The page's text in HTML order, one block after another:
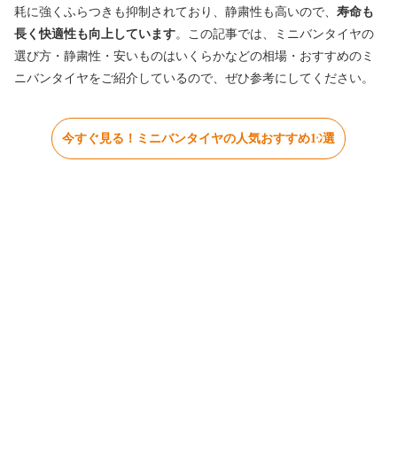
耗に強くふらつきも抑制されており、静粛性も高いので、 寿命も
長く快適性も向上しています。この記事では、ミニバンタイヤの
選び方・静粛性・安いものはいくらかなどの相場・おすすめのミ
ニバンタイヤをご紹介しているので、ぜひ参考にしてください。
今すぐ見る！ミニバンタイヤの人気おすすめ10選